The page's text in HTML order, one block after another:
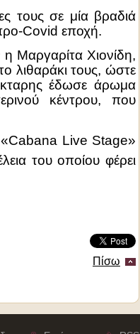
τους σε μία βραδιά
Covid εποχή.
Μαργαρίτα Χιονίδη,
λιθαράκι τους, ώστε
έδωσε άρωμα
κέντρου, που
Live Stage»
του οποίου φέρει
Πίσω